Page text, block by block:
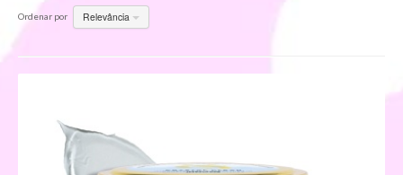
Ordenar por Relevância